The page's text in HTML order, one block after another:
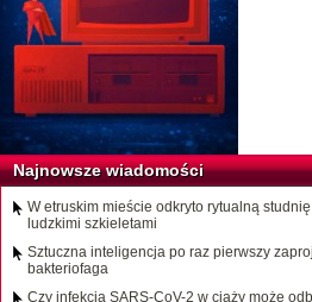
Najnowsze wiadomości
W etruskim mieście odkryto rytualną
ludzkimi szkieletami
Sztuczna inteligencja po raz pierwszy
bakteriofaga
Czy infekcja SARS-CoV-2 w ciąży może